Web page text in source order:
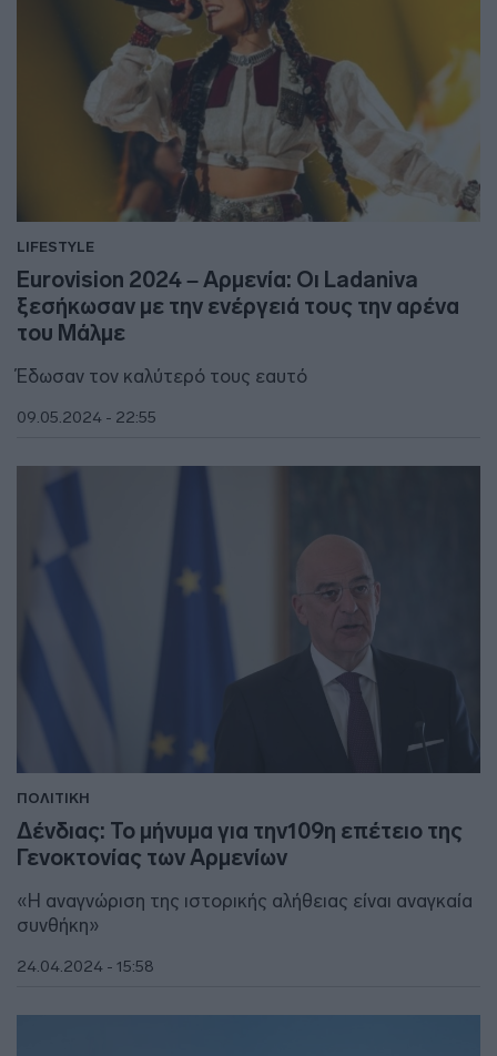
LIFESTYLE
Eurovision 2024 – Αρμενία: Οι Ladaniva
ξεσήκωσαν με την ενέργειά τους την αρένα
του Μάλμε
Έδωσαν τον καλύτερό τους εαυτό
09.05.2024 - 22:55
ΠΟΛΙΤΙΚΗ
Δένδιας: Το μήνυμα για την109η επέτειο της
Γενοκτονίας των Αρμενίων
«Η αναγνώριση της ιστορικής αλήθειας είναι αναγκαία
συνθήκη»
24.04.2024 - 15:58